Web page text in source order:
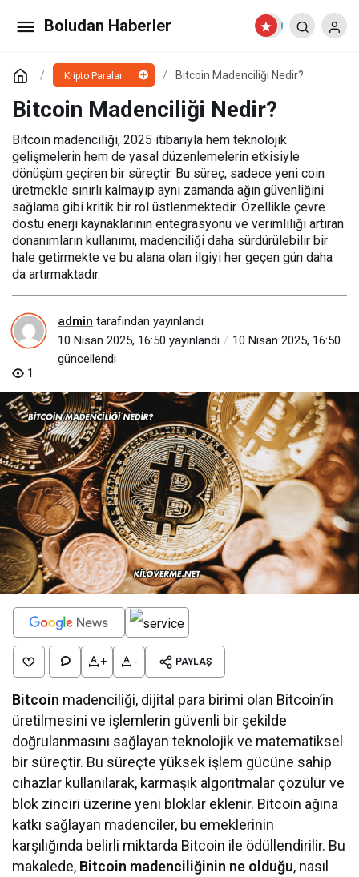
Boludan Haberler
Kripto Paralar Bitcoin Madenciliği Nedir?
Bitcoin Madenciliği Nedir?
Bitcoin madenciliği, 2025 itibarıyla hem teknolojik
gelişmelerin hem de yasal düzenlemelerin etkisiyle
dönüşüm geçiren bir süreçtir. Bu süreç, sadece yeni coin
üretmekle sınırlı kalmayıp aynı zamanda ağın güvenliğini
sağlama gibi kritik bir rol üstlenmektedir. Özellikle çevre
dostu enerji kaynaklarının entegrasyonu ve verimliliği artıran
donanımların kullanımı, madenciliği daha sürdürülebilir bir
hale getirmekte ve bu alana olan ilgiyi her geçen gün daha
da artırmaktadır.
admin tarafından yayınlandı
10 Nisan 2025, 16:50 yayınlandı
10 Nisan 2025, 16:50
güncellendi
1
+ - PAYLAŞ
Bitcoin madenciliği, dijital para birimi olan Bitcoin’in
üretilmesini ve işlemlerin güvenli bir şekilde
doğrulanmasını sağlayan teknolojik ve matematiksel
bir süreçtir. Bu süreçte yüksek işlem gücüne sahip
cihazlar kullanılarak, karmaşık algoritmalar çözülür ve
blok zinciri üzerine yeni bloklar eklenir. Bitcoin ağına
katkı sağlayan madenciler, bu emeklerinin
karşılığında belirli miktarda Bitcoin ile ödüllendirilir. Bu
makalede, Bitcoin madenciliğinin ne olduğu, nasıl
Bitcoin Madenciliği Nedir? Yorum Yap